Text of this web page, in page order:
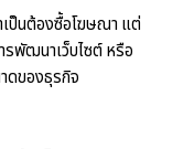
เป็นต้องซื้อโฆษณา แต่
รพัฒนาเว็บไซต์ หรือ
ดของธุรกิจ